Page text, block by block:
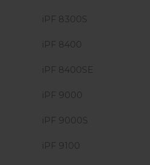
iPF 8300S
iPF 8400
iPF 8400SE
iPF 9000
iPF 9000S
iPF 9100